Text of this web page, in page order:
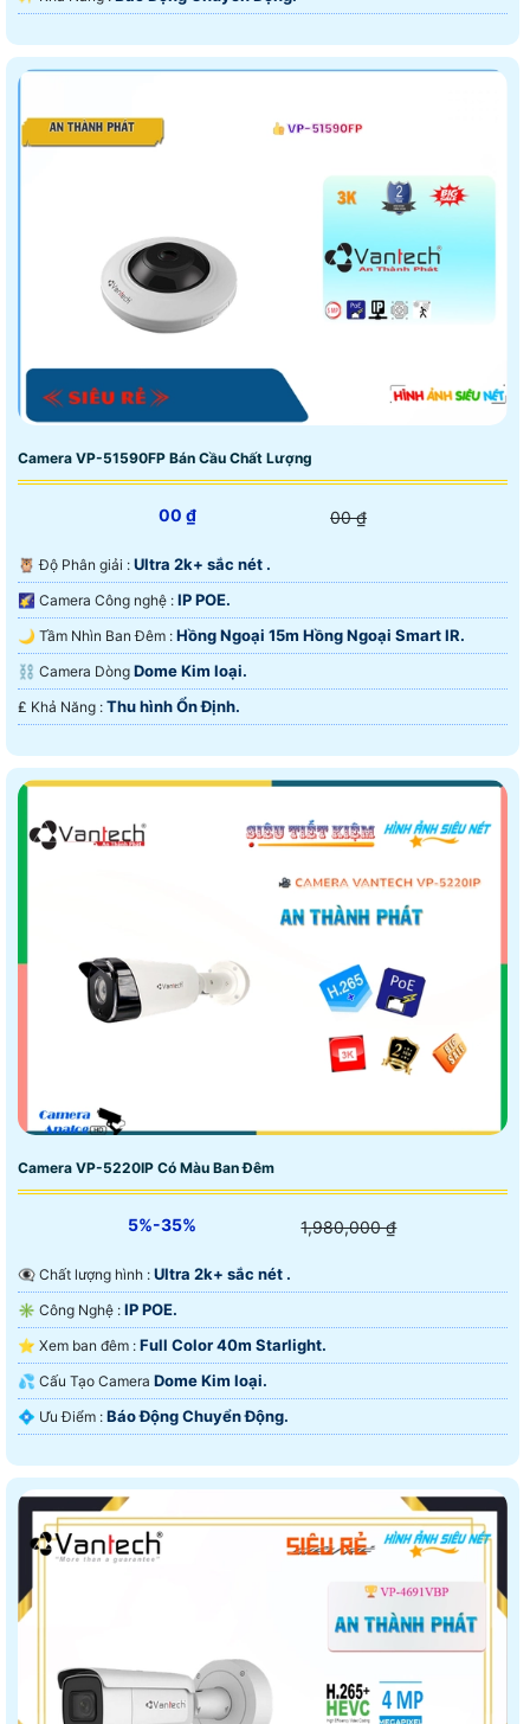
Camera VP-51590FP Bán Cầu Chất Lượng
00 ₫ 00 ₫
🦉 Độ Phân giải : Ultra 2k+ sắc nét .
🌠 Camera Công nghệ : IP POE.
🌙 Tầm Nhìn Ban Đêm : Hồng Ngoại 15m Hồng Ngoại Smart IR.
⛓ Camera Dòng Dome Kim loại.
️₤ Khả Năng : Thu hình Ổn Định.
Camera VP-5220IP Có Màu Ban Đêm
5%-35% 1,980,000 ₫
👁️‍🗨 Chất lượng hình : Ultra 2k+ sắc nét .
✳️ Công Nghệ : IP POE.
⭐ Xem ban đêm : Full Color 40m Starlight.
💦 Cấu Tạo Camera Dome Kim loại.
️💠 Ưu Điểm : Báo Động Chuyển Động.